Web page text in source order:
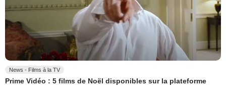
News - Films à la TV
Prime Vidéo : 5 films de Noël disponibles sur la plateforme